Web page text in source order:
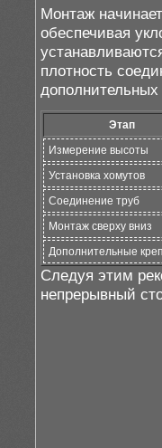
Монтаж
обеспечивая
плотность
Этап
Измерение высоты
Установка хомутов
Соединение труб
Монтаж сверху вниз
Дополнительные
Следуя этим
непрерывный